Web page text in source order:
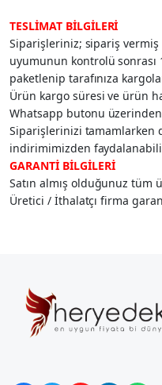
TESLİMAT BİLGİLERİ
Siparişleriniz; sipariş vermiş
uyumunun kontrolü sonrası
paketlenip tarafınıza
Ürün kargo süresi ve ürün
Whatsapp butonu
Siparişlerinizi tamamlarken
indirimimizden
GARANTİ BİLGİLERİ
Satın almış olduğunuz
Üretici / İthalatçı firma